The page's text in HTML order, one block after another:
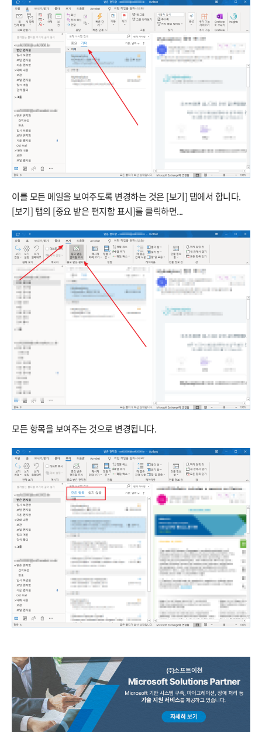
이를 모든 메일을 보여주도록 변경하는 것은 [보기] 탭에서 합니다.
[보기] 탭의 [중요 받은 편지함 표시]를 클릭하면...
모든 항목을 보여주는 것으로 변경됩니다.